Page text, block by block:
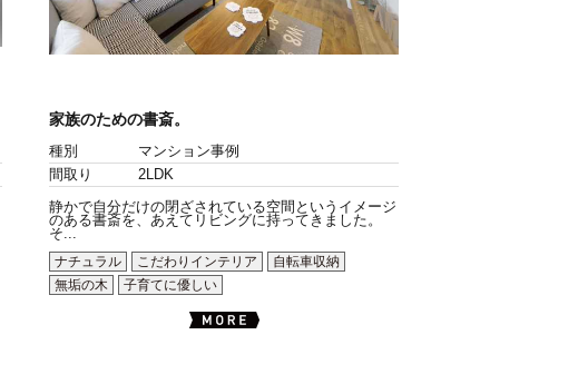
家族のための書斎。
種別
マンション事例
間取り
2LDK
静かで自分だけの閉ざされている空間というイメージ
のある書斎を、あえてリビングに持ってきました。
そ...
ナチュラル
こだわりインテリア
自転車収納
無垢の木
子育てに優しい